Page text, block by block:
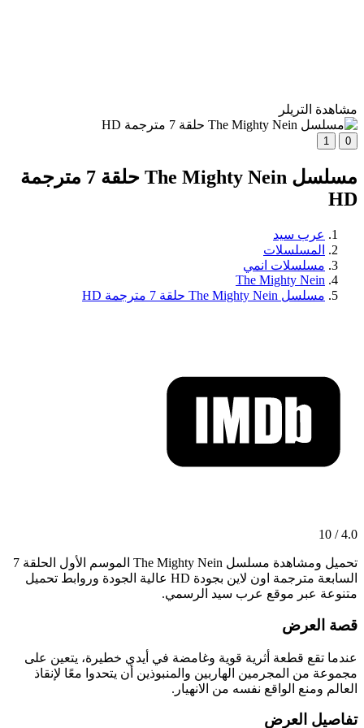
مشاهدة التريلر
0
1
مسلسل The Mighty Nein حلقة 7 مترجمة
HD
عرب سيد
المسلسلات
مسلسلات انمي
The Mighty Nein
مسلسل The Mighty Nein حلقة 7 مترجمة HD
4.0 / 10
تحميل ومشاهدة مسلسل The Mighty Nein الموسم الأول الحلقة 7
السابعة مترجمة اون لاين بجودة HD عالية الجودة وروابط تحميل
متنوعة عبر موقع عرب سيد الرسمي.
قصة العرض
عندما تقع قطعة أثرية قوية وغامضة في أيدي خطيرة، يتعين على
مجموعة من المجرمين الهاربين والمنبوذين أن يتحدوا معًا لإنقاذ
العالم ومنع الواقع نفسه من الانهيار.
تفاصيل العرض